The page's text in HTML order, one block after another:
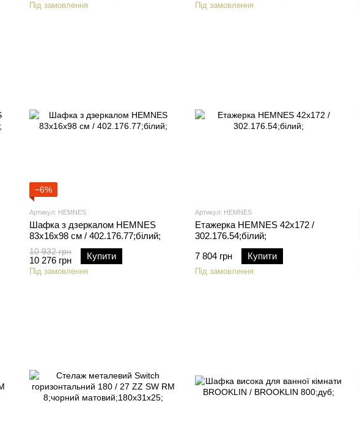
Під замовлення Під замовлення
−6%
Артикул: HEMNES
Шафка з дзеркалом HEMNES
83x16x98 см / 402.176.77;білий;
10 932 грн
10 276 грн Купити
Під замовлення
Артикул: HEMNES
Етажерка HEMNES 42х172 /
302.176.54;білий;
7 804 грн
Купити
Під замовлення